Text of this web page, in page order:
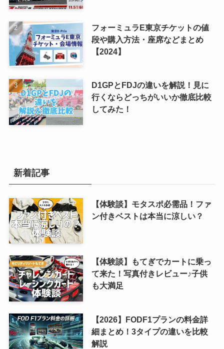
フォーミュラE東京チケットの値
段や購入方法・座席などまとめ
【2024】
D1GPとFDJの違いを解説！見に
行くならどっちがいいか徹底比較
してみた！
新着記事
【体験談】モタスポ必需品！ファ
ン付きベストは本当に涼しい？
【体験談】もてぎでカートに乗っ
て来た！写真付きレビュー♪子供
も大満足
【2026】FODF1プランの料金詳
細まとめ！3タイプの違いを比較
解説